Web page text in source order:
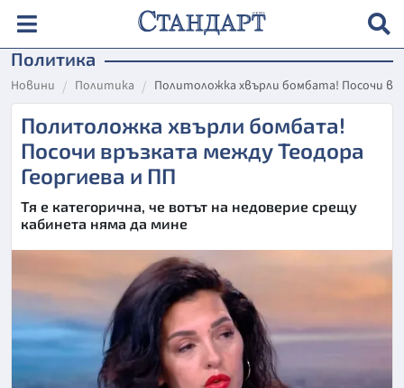
Политика
Новини Политика Политоложка хвърли бомбата! Посочи
Политоложка хвърли бомбата!
Посочи връзката между Теодора
Георгиева и ПП
Тя е категорична, че вотът на недоверие срещу
кабинета няма да мине